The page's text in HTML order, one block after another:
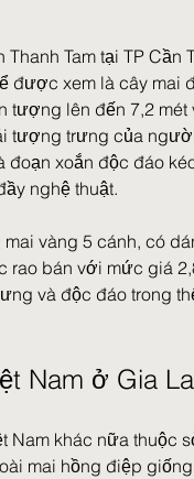
Tam tại TP Cần
được xem là cây mai
lên đến 7,2 mét
tượng trưng của
xoắn độc đáo
nghệ thuật.
vàng 5 cánh, có
bán với mức giá
và độc đáo trong
Nam ở Gia
Nam khác nữa thuộc
mai hồng điệp